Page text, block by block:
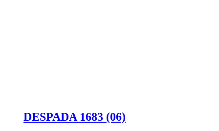
DESPADA 1683 (06)